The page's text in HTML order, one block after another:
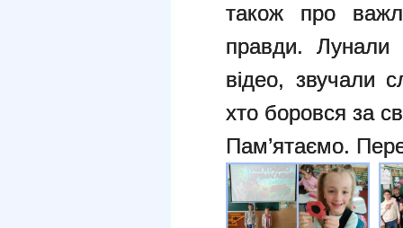
також про
правди. Лунали
відео, звучали
хто боровся за
Пам’ятаємо.